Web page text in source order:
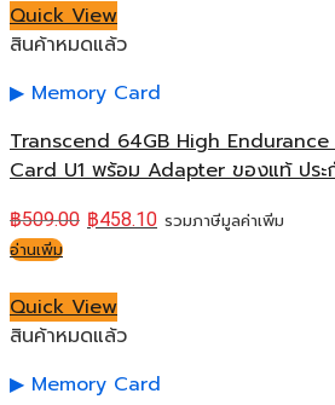
Quick View
สินค้าหมดแล้ว
Memory Card
Transcend 64GB High Endurance
Card U1 พร้อม Adapter ของแท้ ปร
฿509.00 ฿458.10 รวมภาษีมูลค่าเพิ่ม
อ่านเพิ่ม
Quick View
สินค้าหมดแล้ว
Memory Card